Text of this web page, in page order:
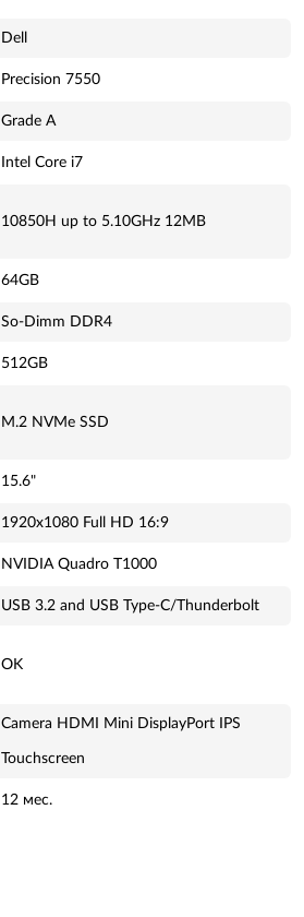
Dell
Precision 7550
Grade A
Intel Core i7
10850H up to 5.10GHz 12MB
64GB
So-Dimm DDR4
512GB
M.2 NVMe SSD
15.6"
1920x1080 Full HD 16:9
NVIDIA Quadro T1000
USB 3.2 and USB Type-C/Thunderbolt
OK
Camera HDMI Mini DisplayPort IPS
Touchscreen
12 мес.